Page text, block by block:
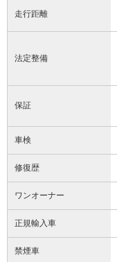
走行距離
法定整備
保証
車検
修復歴
ワンオーナー
正規輸入車
禁煙車